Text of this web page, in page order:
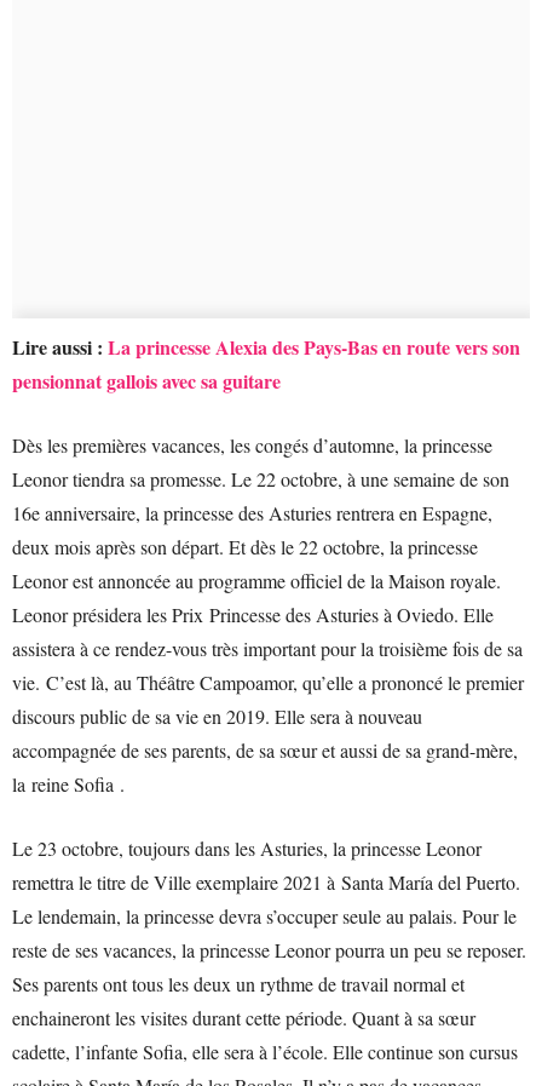
Lire aussi : La princesse Alexia des Pays-Bas en route vers son
pensionnat gallois avec sa guitare
Dès les premières vacances, les congés d’automne, la princesse
Leonor tiendra sa promesse. Le 22 octobre, à une semaine de son
16e anniversaire, la princesse des Asturies rentrera en Espagne,
deux mois après son départ. Et dès le 22 octobre, la princesse
Leonor est annoncée au programme officiel de la Maison royale.
Leonor présidera les Prix Princesse des Asturies à Oviedo. Elle
assistera à ce rendez-vous très important pour la troisième fois de sa
vie. C’est là, au Théâtre Campoamor, qu’elle a prononcé le premier
discours public de sa vie en 2019. Elle sera à nouveau
accompagnée de ses parents, de sa sœur et aussi de sa grand-mère,
la reine Sofia .
Le 23 octobre, toujours dans les Asturies, la princesse Leonor
remettra le titre de Ville exemplaire 2021 à Santa María del Puerto.
Le lendemain, la princesse devra s’occuper seule au palais. Pour le
reste de ses vacances, la princesse Leonor pourra un peu se reposer.
Ses parents ont tous les deux un rythme de travail normal et
enchaineront les visites durant cette période. Quant à sa sœur
cadette, l’infante Sofia, elle sera à l’école. Elle continue son cursus